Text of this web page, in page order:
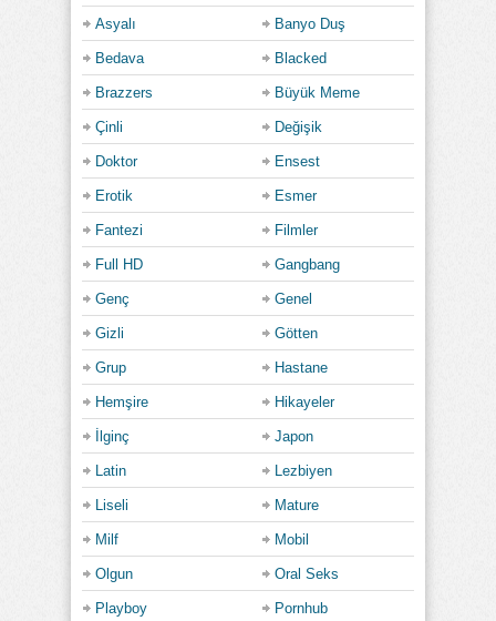
Asyalı Banyo Duş
Bedava Blacked
Brazzers Büyük Meme
Çinli Değişik
Doktor Ensest
Erotik Esmer
Fantezi Filmler
Full HD Gangbang
Genç Genel
Gizli Götten
Grup Hastane
Hemşire Hikayeler
İlginç Japon
Latin Lezbiyen
Liseli Mature
Milf Mobil
Olgun Oral Seks
Playboy Pornhub